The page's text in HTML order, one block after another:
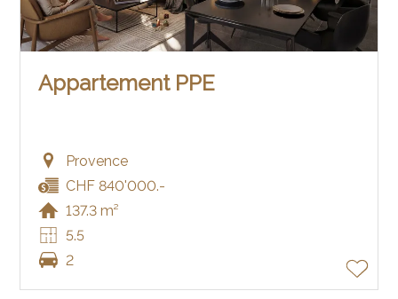
Appartement PPE
Provence
CHF 840'000.-
137.3 m²
5.5
2